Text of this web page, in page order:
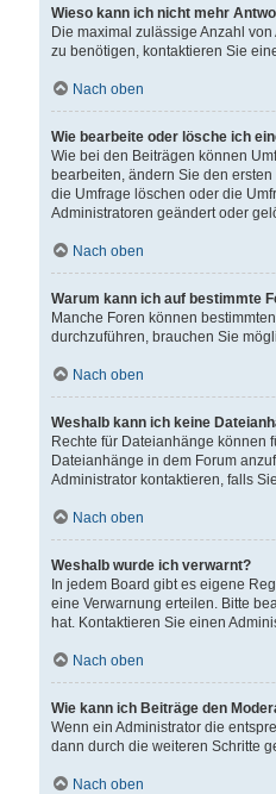
Wieso kann ich nicht mehr
Die maximal zulässige Anzahl
zu benötigen, kontaktieren Sie
Nach oben
Wie bearbeite oder lösche ich
Wie bei den Beiträgen können
bearbeiten, ändern Sie den
die Umfrage löschen oder die
Administratoren geändert oder
Nach oben
Warum kann ich auf bestimmte
Manche Foren können
durchzuführen, brauchen Sie
Nach oben
Weshalb kann ich keine
Rechte für Dateianhänge können
Dateianhänge in dem Forum
Administrator kontaktieren, falls
Nach oben
Weshalb wurde ich verwarnt?
In jedem Board gibt es eigene
eine Verwarnung erteilen. Bitte
hat. Kontaktieren Sie einen
Nach oben
Wie kann ich Beiträge den
Wenn ein Administrator die
dann durch die weiteren Schritte
Nach oben